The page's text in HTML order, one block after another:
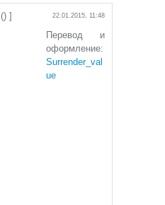
() ] 22.01.2015, 11:48
Перевод и
оформление:
Surrender_val
ue